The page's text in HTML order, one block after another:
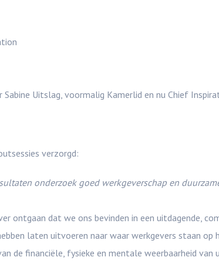
Uitslag, voormalig Kamerlid en nu Chief
verzorgd:
onderzoek goed werkgeverschap en
ontgaan dat we ons bevinden in een uitdagende,
laten uitvoeren naar waar werkgevers staan op
de financiële, fysieke en mentale weerbaarheid